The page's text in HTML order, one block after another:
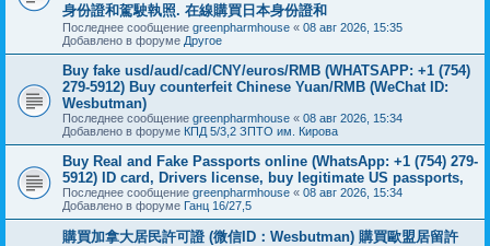
身份證和駕駛執照. 在線購買日本身份證和
Последнее сообщение greenpharmhouse « 08 авг 2026, 15:35
Добавлено в форуме Другое
Buy fake usd/aud/cad/CNY/euros/RMB (WHATSAPP: +1 (754)
279-5912) Buy counterfeit Chinese Yuan/RMB (WeChat ID:
Wesbutman)
Последнее сообщение greenpharmhouse « 08 авг 2026, 15:34
Добавлено в форуме КПД 5/3,2 ЗПТО им. Кирова
Buy Real and Fake Passports online (WhatsApp: +1 (754) 279-
5912) ID card, Drivers license, buy legitimate US passports,
Последнее сообщение greenpharmhouse « 08 авг 2026, 15:34
Добавлено в форуме Ганц 16/27,5
購買加拿大居民許可證 (微信ID：Wesbutman) 購買歐盟居留許